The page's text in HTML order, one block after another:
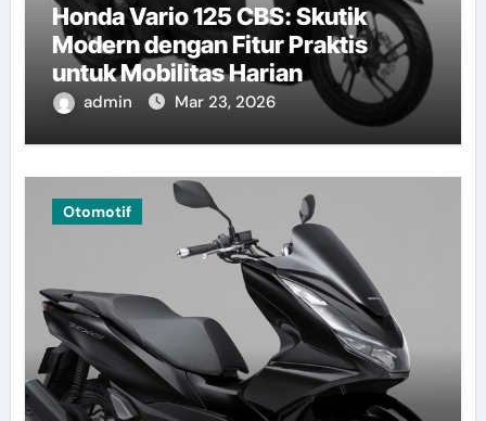
Honda Vario 125 CBS: Skutik
Modern dengan Fitur Praktis
untuk Mobilitas Harian
admin Mar 23, 2026
Otomotif